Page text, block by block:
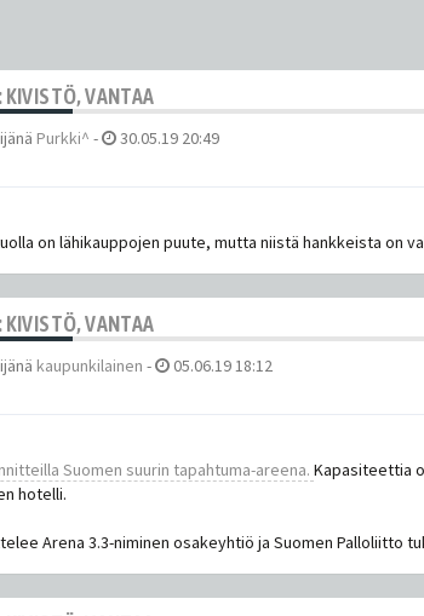
KIVISTÖ, VANTAA
Purkki^ - 30.05.19 20:49
on lähikauppojen puute, mutta niistä hankkeista on
KIVISTÖ, VANTAA
kaupunkilainen - 05.06.19 18:12
Suomen suurin tapahtuma-areena. Kapasiteettia
hotelli.
Arena 3.3-niminen osakeyhtiö ja Suomen Palloliitto